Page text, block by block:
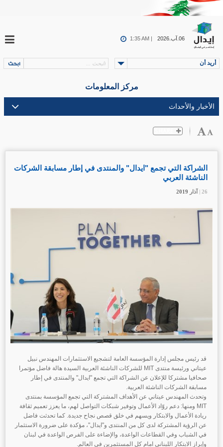
06.آب.2026 1:35 AM |
أريد أن
مركز المعلومات
26 | آذار
الشراكة التي تجمع "ايدال" والمنتدى في إطار مسابقة الشركات
الناشئة العربي
26 | آذار 26 | آذار
قد رئيس مجلس إدارة المؤسسة العامة لتشجيع الاستثمارات المهندس نبيل
عيتاني ورئيسة منتدى MIT للشركات الناشئة العربية السيدة هالة فاضل مؤتمرا
صحافيا مشتركا للإعلان عن الشراكة التي تجمع "ايدال" والمنتدى في إطار
مسابقة الشركات الناشئة العربية.
وتحدث المهندس عيتاني عن الأهداف المشتركة التي تجمع المؤسسة بمنتدى
MIT ومنها: دعم روّاد الأعمال وتوفير شبكات التواصل لهم، ما يعزز تعميم ثقافة
ريادة الأعمال والابتكار ويسهم في خلق قصص نجاح جديدة. كما تحدثت فاضل
عن الرؤية المشتركة لدى كل من المنتدى و"ايدال"، مؤكدة على ضرورة الاستثمار
في الشباب وفي القطاعات الواعدة، والإضاءة على الفرص الواعدة في لبنان
وإبراز الابتكار اللبناني امام كل المستثمرين في العالم.